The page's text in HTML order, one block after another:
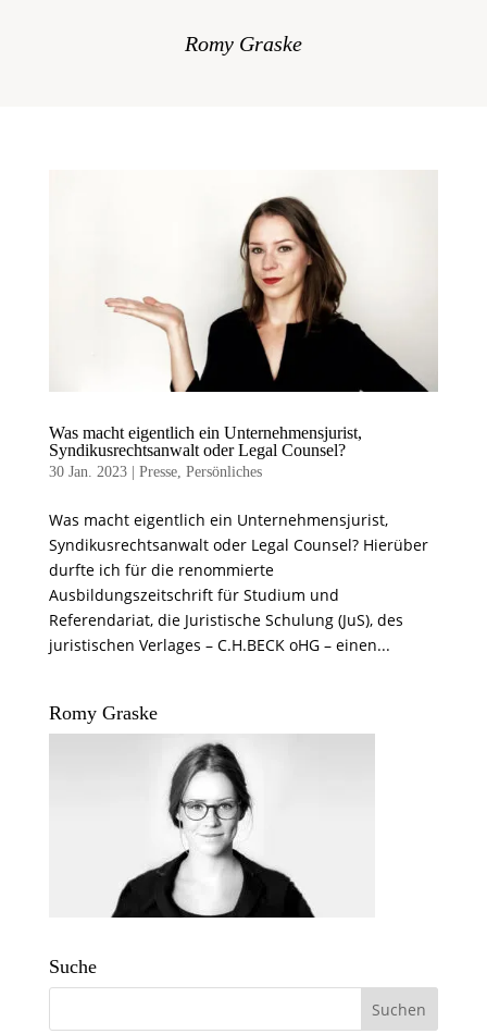
Romy Graske
Was macht eigentlich ein Unternehmensjurist,
Syndikusrechtsanwalt oder Legal Counsel?
30 Jan. 2023| Presse, Persönliches
Was macht eigentlich ein Unternehmensjurist,
Syndikusrechtsanwalt oder Legal Counsel? Hierüber
durfte ich für die renommierte
Ausbildungszeitschrift für Studium und
Referendariat, die Juristische Schulung (JuS), des
juristischen Verlages – C.H.BECK oHG – einen...
Romy Graske
Suche